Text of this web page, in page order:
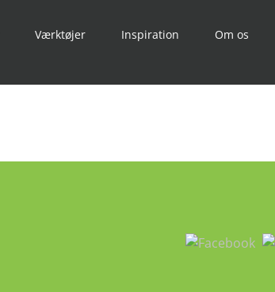
Værktøjer Inspiration Om os